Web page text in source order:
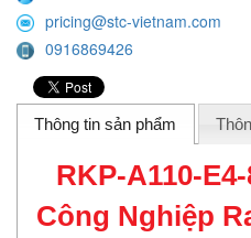
pricing@stc-vietnam.com
0916869426
Thông tin sản phẩm
RKP-A110-
Công Nghiệp